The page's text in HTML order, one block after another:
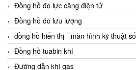
Đồng hồ đo lực căng điện tử
Đồng hồ đo lưu lượng
đồng hồ hiển thị - màn hình kỹ thuật số
Đồng hồ tuabin khí
Đường dẫn khí gas